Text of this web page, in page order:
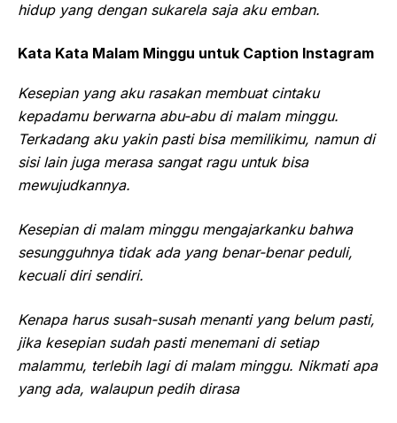
hidup yang dengan sukarela saja aku emban.
Kata Kata Malam Minggu untuk Caption Instagram
Kesepian yang aku rasakan membuat cintaku
kepadamu berwarna abu-abu di malam minggu.
Terkadang aku yakin pasti bisa memilikimu, namun di
sisi lain juga merasa sangat ragu untuk bisa
mewujudkannya.
Kesepian di malam minggu mengajarkanku bahwa
sesungguhnya tidak ada yang benar-benar peduli,
kecuali diri sendiri.
Kenapa harus susah-susah menanti yang belum pasti,
jika kesepian sudah pasti menemani di setiap
malammu, terlebih lagi di malam minggu. Nikmati apa
yang ada, walaupun pedih dirasa